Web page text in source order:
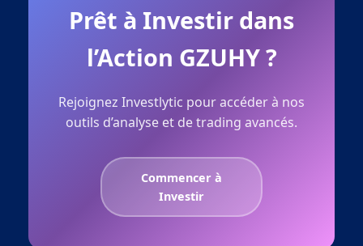
Prêt à Investir dans
l’Action GZUHY ?
Rejoignez Investlytic pour accéder à nos
outils d’analyse et de trading avancés.
Commencer à
Investir